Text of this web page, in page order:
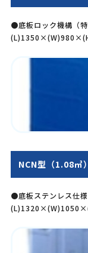
●底板ロック機構（特
NCN型（1.08㎥）
●底板ステンレス仕様